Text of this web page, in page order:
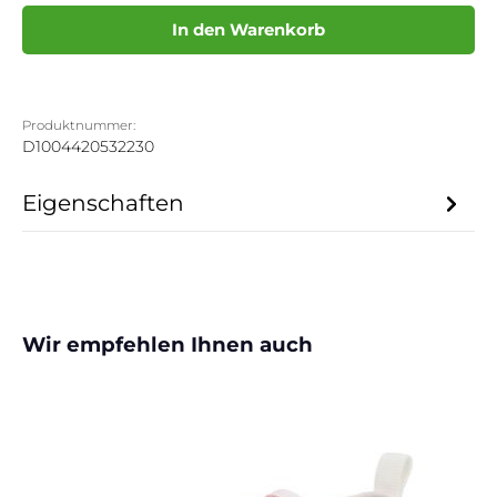
In den Warenkorb
Produktnummer:
D1004420532230
Eigenschaften
Produktgalerie überspringen
Wir empfehlen Ihnen auch